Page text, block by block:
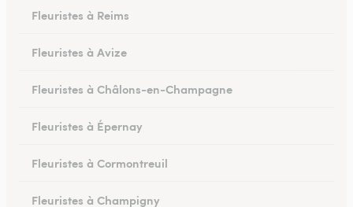
Fleuristes à Reims
Fleuristes à Avize
Fleuristes à Châlons-en-Champagne
Fleuristes à Épernay
Fleuristes à Cormontreuil
Fleuristes à Champigny